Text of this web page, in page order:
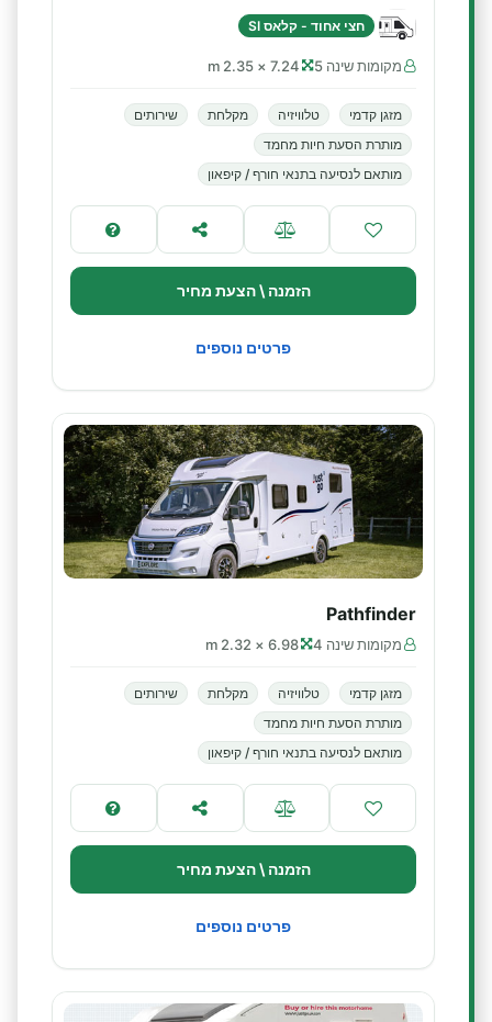
חצי אחוד - קלאס SI
מקומות שינה 5 7.24 × 2.35 m
מזגן קדמי טלוויזיה מקלחת
שירותים
מותרת הסעת חיות מחמד
מותאם לנסיעה בתנאי חורף / קיפאון
הזמנה \ הצעת מחיר
פרטים נוספים
Pathfinder
מקומות שינה 4 6.98 × 2.32 m
מזגן קדמי טלוויזיה מקלחת
שירותים
מותרת הסעת חיות מחמד
מותאם לנסיעה בתנאי חורף / קיפאון
הזמנה \ הצעת מחיר
פרטים נוספים